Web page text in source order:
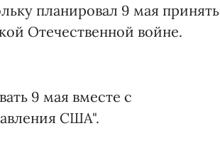
планировал 9 мая принять
Отечественной войне.
9 мая вместе с
США".